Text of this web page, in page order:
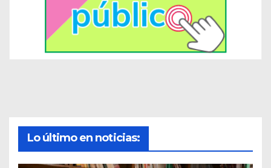
Lo último en noticias: